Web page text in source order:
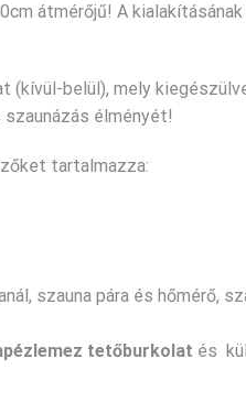
átmérőjű! A
(kívül-belül), mely
élményét!
tartalmazza:
szauna pára és hőmérő,
tetőburkolat és